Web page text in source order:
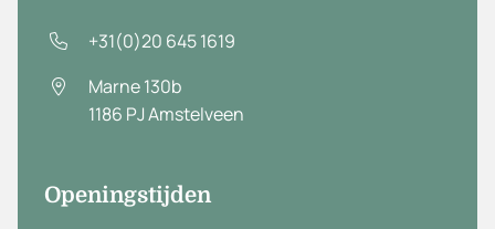
+31(0)20 645 1619
Marne 130b
1186 PJAmstelveen
Openingstijden